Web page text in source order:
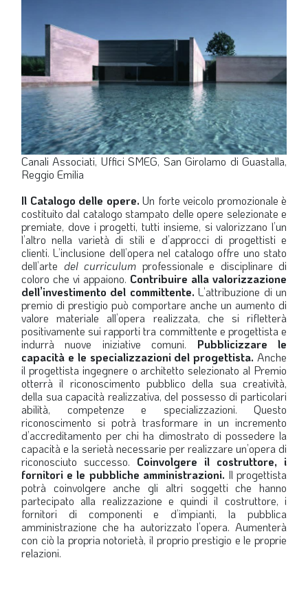
Canali Associati, Uffici SMEG, San Girolamo di Guastalla,
Reggio Emilia
Il Catalogo delle opere. Un forte veicolo promozionale è
costituito dal catalogo stampato delle opere selezionate e
premiate, dove i progetti, tutti insieme, si valorizzano l’un
l’altro nella varietà di stili e d’approcci di progettisti e
clienti. L’inclusione dell’opera nel catalogo offre uno stato
dell’arte del curriculum professionale e disciplinare di
coloro che vi appaiono. Contribuire alla valorizzazione
dell’investimento del committente. L’attribuzione di un
premio di prestigio può comportare anche un aumento di
valore materiale all’opera realizzata, che si rifletterà
positivamente sui rapporti tra committente e progettista e
indurrà nuove iniziative comuni. Pubblicizzare le
capacità e le specializzazioni del progettista. Anche
il progettista ingegnere o architetto selezionato al Premio
otterrà il riconoscimento pubblico della sua creatività,
della sua capacità realizzativa, del possesso di particolari
abilità, competenze e specializzazioni. Questo
riconoscimento si potrà trasformare in un incremento
d’accreditamento per chi ha dimostrato di possedere la
capacità e la serietà necessarie per realizzare un’opera di
riconosciuto successo. Coinvolgere il costruttore, i
fornitori e le pubbliche amministrazioni. Il progettista
potrà coinvolgere anche gli altri soggetti che hanno
partecipato alla realizzazione e quindi il costruttore, i
fornitori di componenti e d’impianti, la pubblica
amministrazione che ha autorizzato l’opera. Aumenterà
con ciò la propria notorietà, il proprio prestigio e le proprie
relazioni.